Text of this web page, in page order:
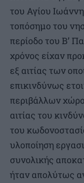
του Αγίου
τοπόσημο του
περίοδο του Β’
χρόνος είχαν
εξ αιτίας των
επικινδύνως
περιβάλλων
αιτίας του
του
υλοποίηση
συνολικής
ήταν απολύτως